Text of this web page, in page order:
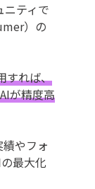
ニティで
）の
すれば、
が精度高
やフォ
最大化